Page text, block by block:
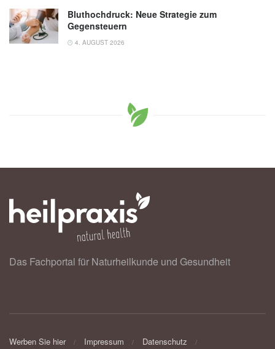
Bluthochdruck: Neue Strategie zum
Gegensteuern
4. AUGUST 2026
Das Fachportal für Naturheilkunde und Gesundheit
Werben Sie hier Impressum
Datenschutz